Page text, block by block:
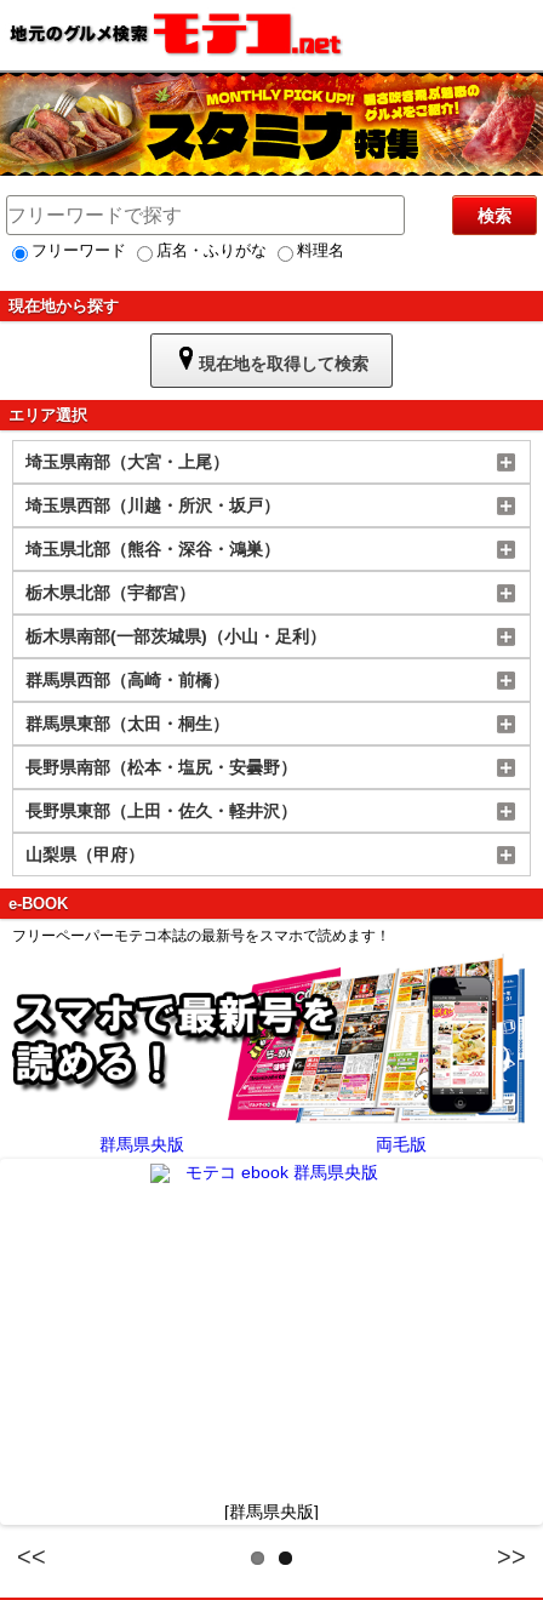
検索
フリーワード 店名・ふりがな 料理名
現在地から探す
現在地を取得して検索
エリア選択
埼玉県南部（大宮・上尾）
埼玉県西部（川越・所沢・坂戸）
埼玉県北部（熊谷・深谷・鴻巣）
栃木県北部（宇都宮）
栃木県南部(一部茨城県)（小山・足利）
群馬県西部（高崎・前橋）
群馬県東部（太田・桐生）
長野県南部（松本・塩尻・安曇野）
長野県東部（上田・佐久・軽井沢）
山梨県（甲府）
e-BOOK
フリーペーパーモテコ本誌の最新号をスマホで読めます！
群馬県央版 両毛版
[群馬県央版]